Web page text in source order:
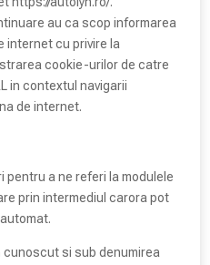
au ca scop informarea
internet cu privire la
cookie-urilor de catre
in contextul navigarii
de internet.
pentru a ne referi la modulele
prin intermediul carora pot
cunoscut si sub denumirea